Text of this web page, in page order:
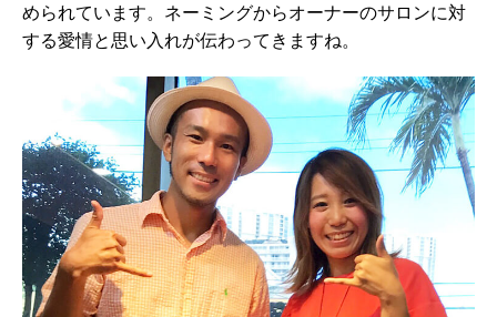
められています。ネーミングからオーナーのサロンに対
する愛情と思い入れが伝わってきますね。